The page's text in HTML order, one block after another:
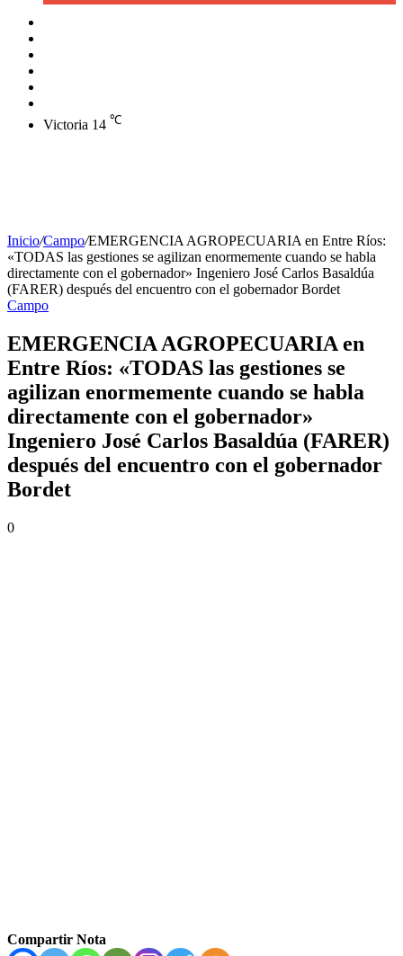
Victoria 14 ℃
Inicio/Campo/EMERGENCIA AGROPECUARIA en Entre Ríos:
«TODAS las gestiones se agilizan enormemente cuando se habla
directamente con el gobernador» Ingeniero José Carlos Basaldúa
(FARER) después del encuentro con el gobernador Bordet
Campo
EMERGENCIA AGROPECUARIA en
Entre Ríos: «TODAS las gestiones se
agilizan enormemente cuando se habla
directamente con el gobernador»
Ingeniero José Carlos Basaldúa (FARER)
después del encuentro con el gobernador
Bordet
0
Compartir Nota